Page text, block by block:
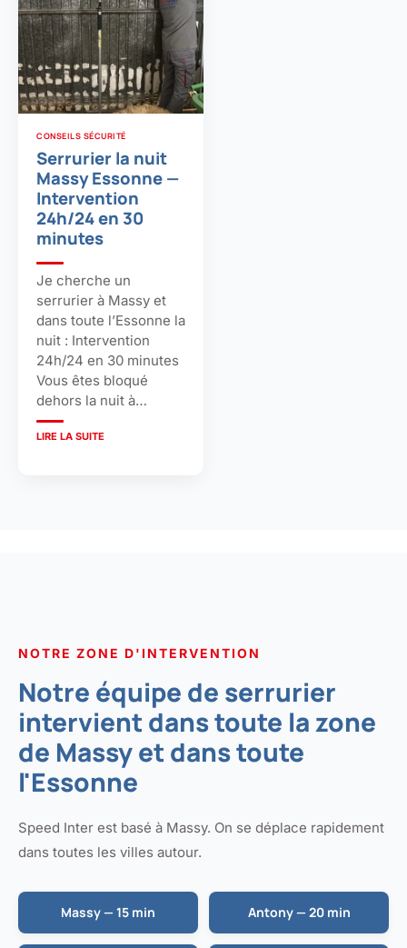
Serrurier la nuit
Massy Essonne —
Intervention
24h/24 en 30
minutes
CONSEILS SÉCURITÉ
Je cherche un
serrurier à Massy et
dans toute l’Essonne la
nuit : Intervention
24h/24 en 30 minutes
Vous êtes bloqué
dehors la nuit à…
LIRE LA SUITE
NOTRE ZONE D'INTERVENTION
Notre équipe de serrurier
intervient dans toute la zone
de Massy et dans toute
l'Essonne
Speed Inter est basé à Massy. On se déplace rapidement
dans toutes les villes autour.
Massy — 15 min Antony — 20 min